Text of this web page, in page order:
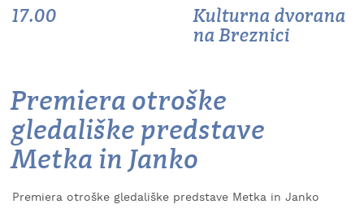
ZA
OBISKOVALCE
KAJ
OKUSITI
KJE
SPATI
17.00
Kulturna dvorana
na Breznici
Premiera otroške
gledališke predstave
Metka in Janko
Premiera otroške gledališke predstave Metka in Janko